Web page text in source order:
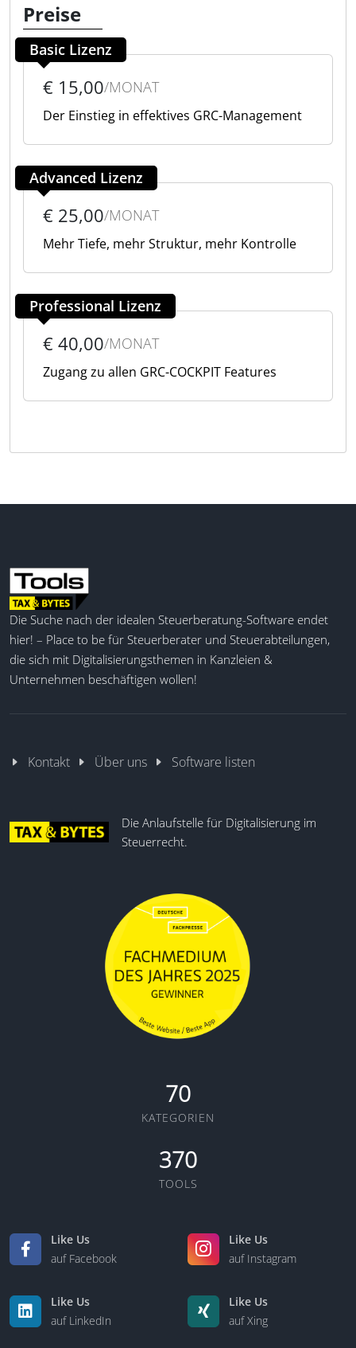
Preise
Basic Lizenz
€ 15,00/MONAT
Der Einstieg in effektives GRC-Management
Advanced Lizenz
€ 25,00/MONAT
Mehr Tiefe, mehr Struktur, mehr Kontrolle
Professional Lizenz
€ 40,00/MONAT
Zugang zu allen GRC-COCKPIT Features
Die Suche nach der idealen Steuerberatung-Software endet
hier! – Place to be für Steuerberater und Steuerabteilungen,
die sich mit Digitalisierungsthemen in Kanzleien &
Unternehmen beschäftigen wollen!
Kontakt Über uns Software listen
Die Anlaufstelle für Digitalisierung im
Steuerrecht.
70
KATEGORIEN
370
TOOLS
Like Us
auf Facebook
Like Us
auf Instagram
Like Us
auf LinkedIn
Like Us
auf Xing